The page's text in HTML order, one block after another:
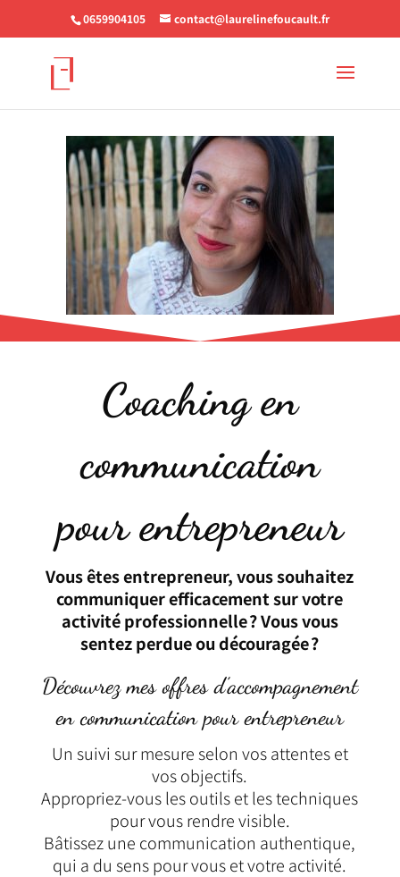
0659904105 contact@laurelinefoucault.fr
Coaching en
communication
pour entrepreneur
Vous êtes entrepreneur, vous souhaitez
communiquer efficacement sur votre
activité professionnelle ? Vous vous
sentez perdue ou découragée ?
Découvrez mes offres d’accompagnement
en communication pour entrepreneur
Un suivi sur mesure selon vos attentes et
vos objectifs.
Appropriez-vous les outils et les techniques
pour vous rendre visible.
Bâtissez une communication authentique,
qui a du sens pour vous et votre activité.